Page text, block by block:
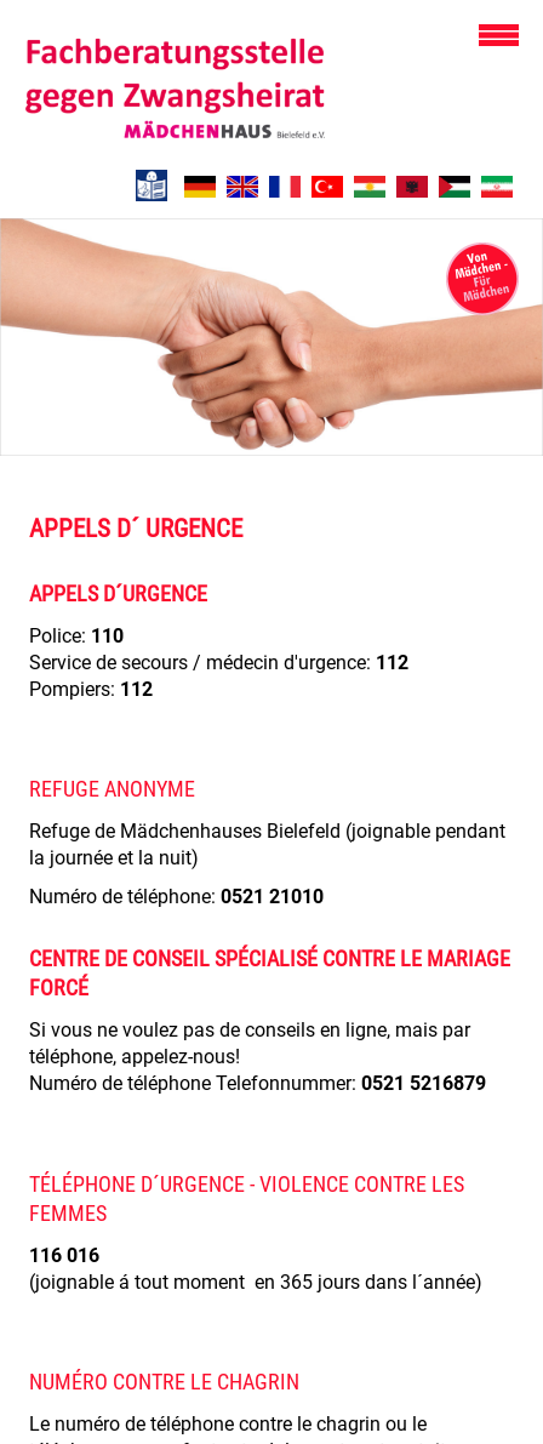
APPELS D´ URGENCE
APPELS D´URGENCE
Police: 110
Service de secours / médecin d'urgence: 112
Pompiers: 112
REFUGE ANONYME
Refuge de Mädchenhauses Bielefeld (joignable pendant
la journée et la nuit)
Numéro de téléphone: 0521 21010
CENTRE DE CONSEIL SPÉCIALISÉ CONTRE LE MARIAGE
FORCÉ
Si vous ne voulez pas de conseils en ligne, mais par
téléphone, appelez-nous!
Numéro de téléphone Telefonnummer: 0521 5216879
TÉLÉPHONE D´URGENCE - VIOLENCE CONTRE LES
FEMMES
116 016
(joignable á tout moment en 365 jours dans l´année)
NUMÉRO CONTRE LE CHAGRIN
Le numéro de téléphone contre le chagrin ou le